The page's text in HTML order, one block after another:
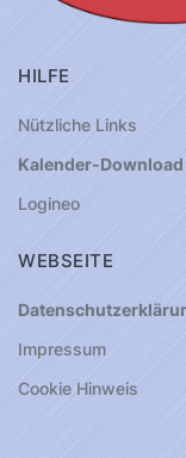
HILFE
Nützliche Links
Kalender-Download
Logineo
WEBSEITE
Impressum
Cookie Hinweis